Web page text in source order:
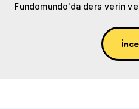
Fundomundo'da ders verin